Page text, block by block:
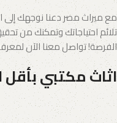
مع ميراث مصر دعنا نوجهك إلى
تلائم احتياجاتك وتمكنك من
الفرصة! تواصل معنا الآن
اثاث مكتبي بأقل